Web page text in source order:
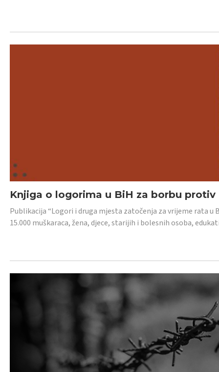
Knjiga o logorima u BiH za borbu
Publikacija “Logori i druga mjesta zatočenja za vrijeme rata u
15.000 muškaraca, žena, djece, starijih i bolesnih osoba,